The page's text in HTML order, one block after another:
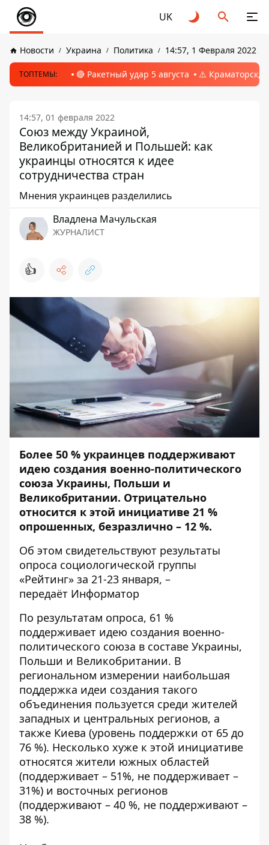
UK
Новости Украина Политика 14:57, 1 Февраля 2022
ТОПТЕМЫ: 🔴 Ракетный удар 5 августа ⚠️ Краматорск,
14:57, 01 февраля 2022
Союз между Украиной,
Великобританией и Польшей: как
украинцы относятся к идее
сотрудничества стран
Мнения украинцев разделились
Владлена Мачульская
ЖУРНАЛИСТ
👍
Более 50 % украинцев поддерживают
идею создания военно-политического
союза Украины, Польши и
Великобритании. Отрицательно
относится к этой инициативе 21 %
опрошенных, безразлично – 12 %.
Об этом свидетельствуют результаты
опроса социологической группы
«Рейтинг» за 21-23 января, –
передаёт Информатор
По результатам опроса, 61 %
поддерживает идею создания военно-
политического союза в составе Украины,
Польши и Великобритании. В
региональном измерении наибольшая
поддержка идеи создания такого
объединения пользуется среди жителей
западных и центральных регионов, а
также Киева (уровень поддержки от 65 до
76 %). Несколько хуже к этой инициативе
относятся жители южных областей
(поддерживает – 51%, не поддерживает –
31%) и восточных регионов
(поддерживают – 40 %, не поддерживают –
38 %).